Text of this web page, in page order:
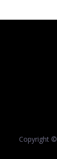
Copyright ©